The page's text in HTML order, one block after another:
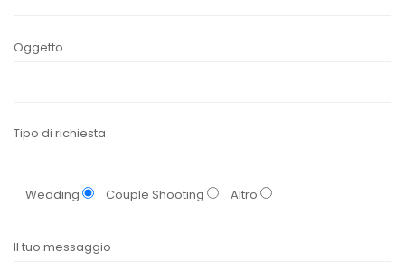
Oggetto
Tipo di richiesta
Wedding Couple Shooting Altro
Il tuo messaggio